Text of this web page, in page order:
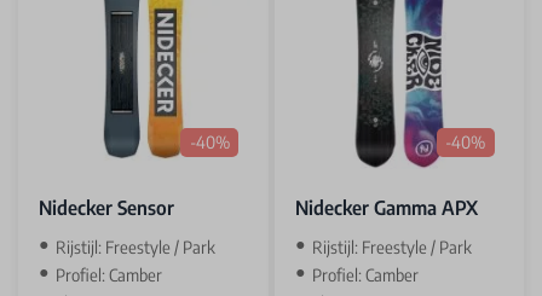
-40%
Nidecker Sensor
Rijstijl: Freestyle / Park
Profiel: Camber
-40%
Nidecker Gamma APX
Rijstijl: Freestyle / Park
Profiel: Camber